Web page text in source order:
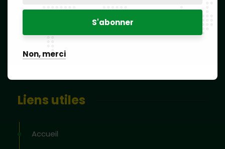
Newsletter
Liens utiles
Accueil
Non, merci